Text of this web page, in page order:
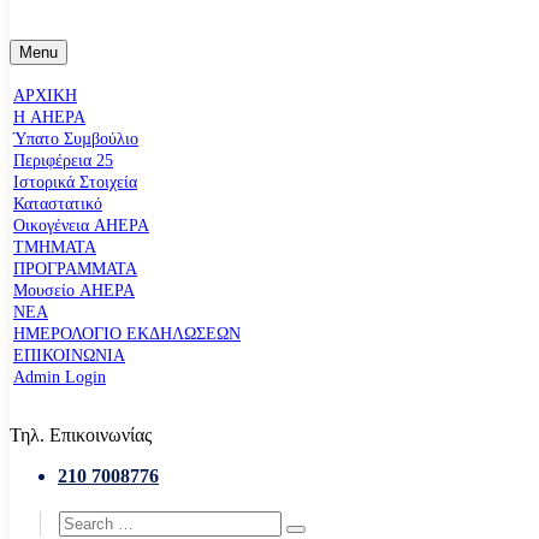
Menu
ΑΡΧΙΚΗ
Η AHEPA
Ύπατο Συµβούλιο
Περιφέρεια 25
Ιστορικά Στοιχεία
Καταστατικό
Οικογένεια AHEPA
ΤΜΗΜΑΤΑ
ΠΡΟΓΡΑΜΜΑΤΑ
Μουσείο AHEPA
ΝΕΑ
ΗΜΕΡΟΛΟΓΙΟ ΕΚΔΗΛΩΣΕΩΝ
ΕΠΙΚΟΙΝΩΝΙΑ
Admin Login
Τηλ. Επικοινωνίας
210 7008776